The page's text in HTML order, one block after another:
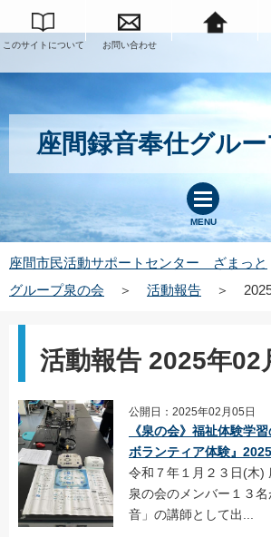
このサイトについて お問い合わせ
座間録音奉仕グル
MENU
座間市民活動サポートセンター ざまっと
グループ泉の会
＞ 活動報告 ＞
活動報告 2025年02
公開日：2025年02月05日
《泉の会》福祉体験学
ボランティア体験』
令和７年１月２３日(木)
泉の会のメンバー１３
音」の講師として出...